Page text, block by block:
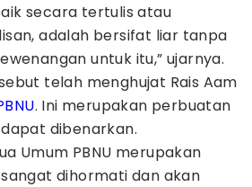
secara tertulis atau
adalah bersifat liar tanpa
untuk itu,” ujarnya.
telah menghujat Rais Aam
. Ini merupakan perbuatan
dibenarkan.
Umum PBNU merupakan
dihormati dan akan